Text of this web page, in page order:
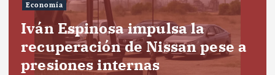
Economía
Iván Espinosa impulsa la
recuperación de Nissan pese a
presiones internas